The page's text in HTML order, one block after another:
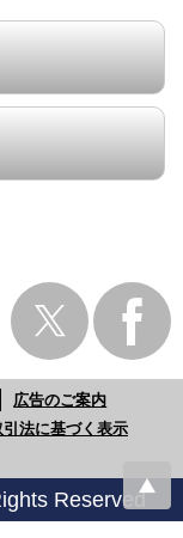
広告のご案内
法に基づく表示
Reserved